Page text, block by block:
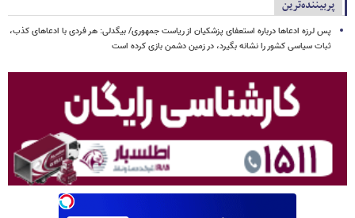
پربیننده‌ترین
پس لرزه ادعاها درباره استعفای پزشکیان از ریاست جمهوری/ بیگدلی: هر فردی با ادعاهای کذب،
ثبات سیاسی کشور را نشانه بگیرد، در زمین دشمن بازی کرده است